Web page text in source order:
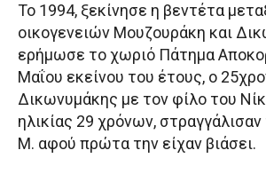
Το 1994, ξεκίνησε η βεντέτα
οικογενειών Μουζουράκη και
ερήμωσε το χωριό Πάτημα
Μαΐου εκείνου του έτους, ο
Δικωνυμάκης με τον φίλο του
ηλικίας 29 χρόνων,
Μ. αφού πρώτα την είχαν βιάσει.